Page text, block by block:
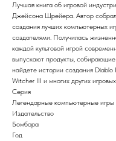
Лучшая книга об игровой
Джейсона Шрейера. Автор
создания лучших компьютерных
создателями. Получилась
каждой культовой игрой
выпускают продукты,
найдете истории создания
Witcher III и многих других
Серия
Легендарные компьютерные игры
Издательство
Бомбора
Год